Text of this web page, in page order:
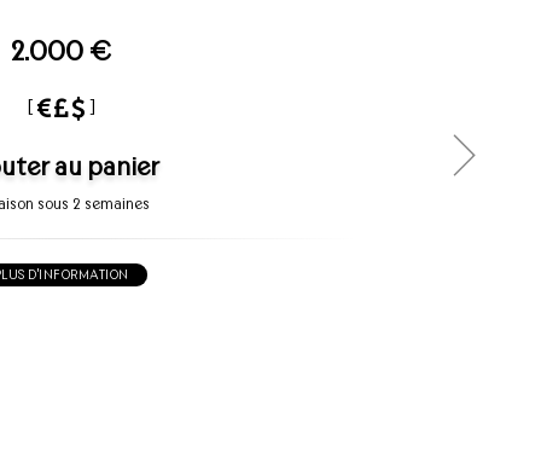
2.000 €
[ ]
au panier
sous 2 semaines
D'INFORMATION